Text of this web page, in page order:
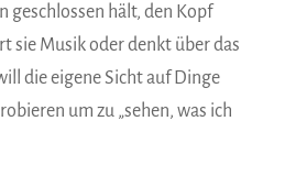
geschlossen hält, den Kopf
sie Musik oder denkt über das
die eigene Sicht auf Dinge
um zu „sehen, was ich